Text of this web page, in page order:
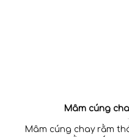
Mâm cúng
Mâm cúng chay rằm